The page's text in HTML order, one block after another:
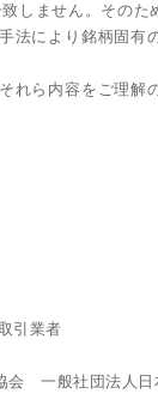
しません。そのた
法により銘柄固有
れら内容をご理解
引業者
一般社団法人日